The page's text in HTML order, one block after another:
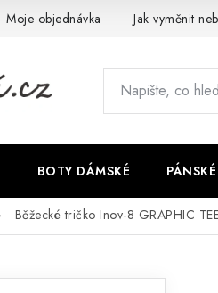
Moje objednávka Jak vyměnit
BOTY DÁMSKÉ
Běžecké tričko Inov-8 GRAPHIC